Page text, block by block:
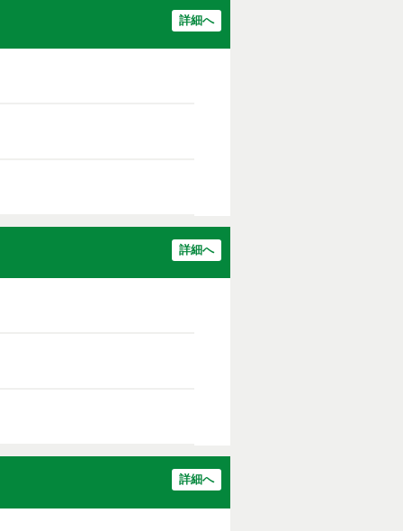
詳細へ
詳細へ
詳細へ